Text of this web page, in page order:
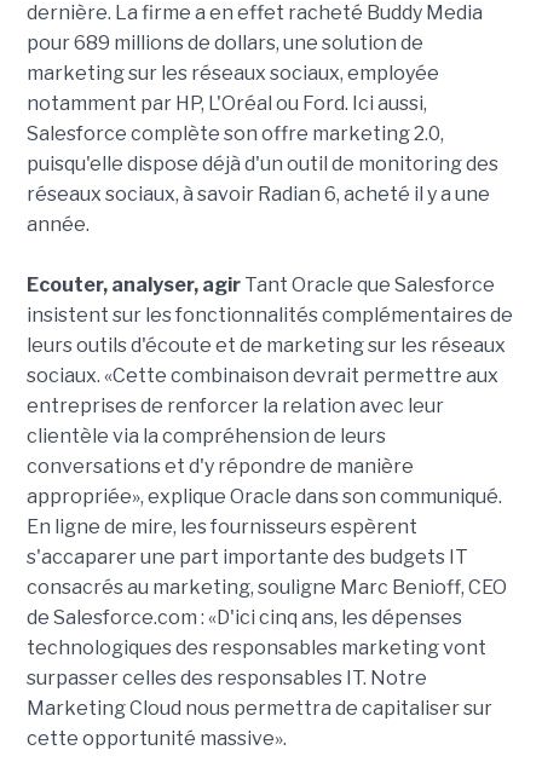
dernière. La firme a en effet racheté Buddy Media
pour 689 millions de dollars, une solution de
marketing sur les réseaux sociaux, employée
notamment par HP, L'Oréal ou Ford. Ici aussi,
Salesforce complète son offre marketing 2.0,
puisqu'elle dispose déjà d'un outil de monitoring des
réseaux sociaux, à savoir Radian 6, acheté il y a une
année.
Ecouter, analyser, agirTant Oracle que Salesforce
insistent sur les fonctionnalités complémentaires de
leurs outils d'écoute et de marketing sur les réseaux
sociaux. «Cette combinaison devrait permettre aux
entreprises de renforcer la relation avec leur
clientèle via la compréhension de leurs
conversations et d'y répondre de manière
appropriée», explique Oracle dans son communiqué.
En ligne de mire, les fournisseurs espèrent
s'accaparer une part importante des budgets IT
consacrés au marketing, souligne Marc Benioff, CEO
de Salesforce.com : «D'ici cinq ans, les dépenses
technologiques des responsables marketing vont
surpasser celles des responsables IT. Notre
Marketing Cloud nous permettra de capitaliser sur
cette opportunité massive».